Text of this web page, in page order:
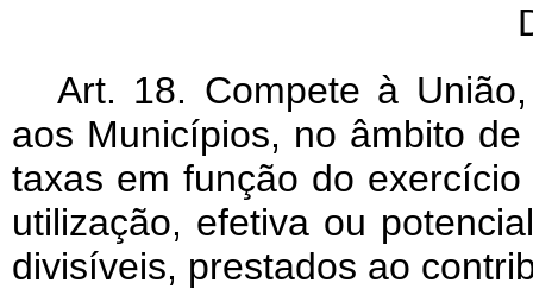
Art. 18. Compete à
aos Municípios, no âmbito
taxas em função do
utilização, efetiva ou
divisíveis, prestados ao